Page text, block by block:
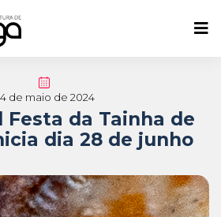
de maio de 2024
Festa da Tainha de
dia 28 de junho